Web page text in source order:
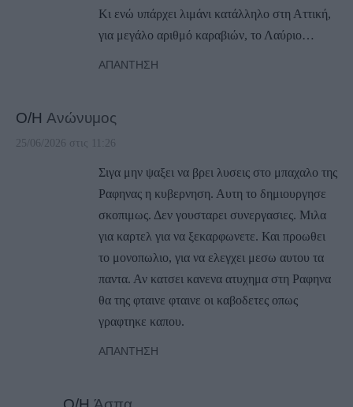
Κι ενώ υπάρχει λιμάνι κατάλληλο στη Αττική,
για μεγάλο αριθμό καραβιών, το Λαύριο…
ΑΠΆΝΤΗΣΗ
Ο/Η Ανώνυμος
25/06/2026 στις 11:26
Σιγα μην ψαξει να βρει λυσεις στο μπαχαλο της
Ραφηνας η κυβερνηση. Αυτη το δημιουργησε
σκοπιμως. Δεν γουσταρει συνεργασιες. Μιλα
για καρτελ για να ξεκαρφωνετε. Και προωθει
το μονοπωλιο, για να ελεγχει μεσω αυτου τα
παντα. Αν κατσει κανενα ατυχημα στη Ραφηνα
θα της φταινε φταινε οι καβοδετες οπως
γραφτηκε καπου.
ΑΠΆΝΤΗΣΗ